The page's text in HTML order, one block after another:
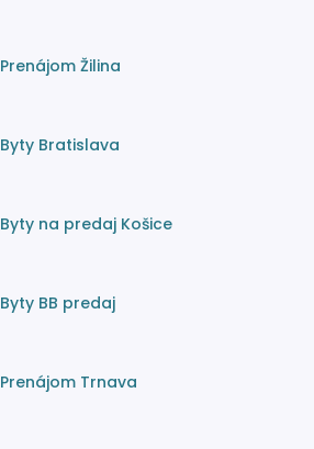
Prenájom Žilina
Byty Bratislava
Byty na predaj Košice
Byty BB predaj
Prenájom Trnava